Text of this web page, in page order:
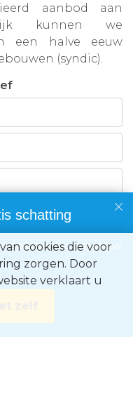
schatting
de waarde van jouw
zelf
aanbod aan
kunnen we
een halve eeuw
(syndic).
cookies die voor
zorgen. Door
verklaart u